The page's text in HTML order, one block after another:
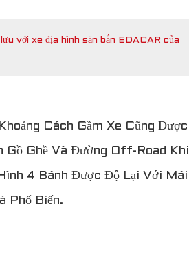
với xe địa hình săn bắn EDACAR của
Cách Gầm Xe Cũng Được
Gồ Ghề Và Đường Off-Road Khi
4 Bánh Được Độ Lại Với Mái
Phổ Biến.